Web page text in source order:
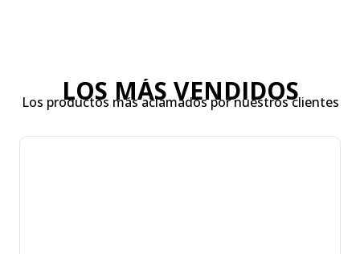
LOS MÁS VENDIDOS
Los productos más aclamados por nuestros clientes